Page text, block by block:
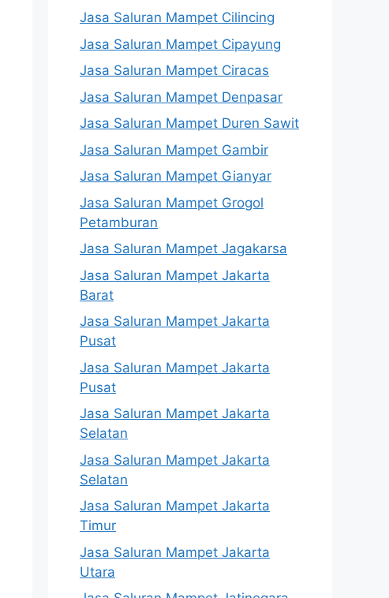
Jasa Saluran Mampet Cilincing
Jasa Saluran Mampet Cipayung
Jasa Saluran Mampet Ciracas
Jasa Saluran Mampet Denpasar
Jasa Saluran Mampet Duren Sawit
Jasa Saluran Mampet Gambir
Jasa Saluran Mampet Gianyar
Jasa Saluran Mampet Grogol
Petamburan
Jasa Saluran Mampet Jagakarsa
Jasa Saluran Mampet Jakarta
Barat
Jasa Saluran Mampet Jakarta
Pusat
Jasa Saluran Mampet Jakarta
Pusat
Jasa Saluran Mampet Jakarta
Selatan
Jasa Saluran Mampet Jakarta
Selatan
Jasa Saluran Mampet Jakarta
Timur
Jasa Saluran Mampet Jakarta
Utara